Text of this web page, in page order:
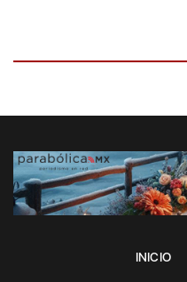
INICIO